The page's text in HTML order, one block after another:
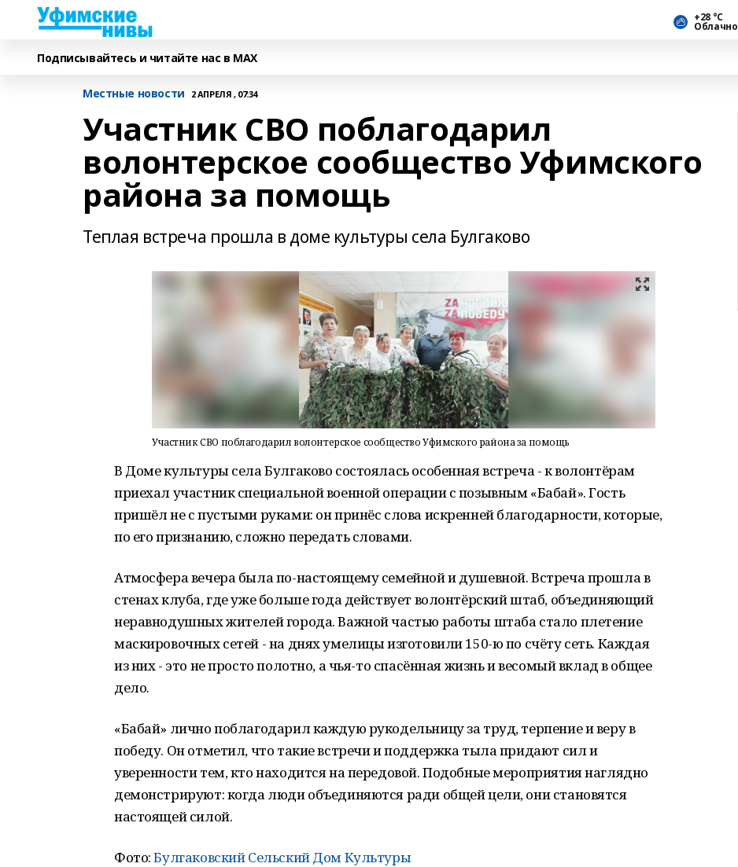
+28 °С
Облачно
Подписывайтесь и читайте нас в MAX
Местные новости 2 АПРЕЛЯ , 07:34
Участник СВО поблагодарил
волонтерское сообщество Уфимского
района за помощь
Теплая встреча прошла в доме культуры села Булгаково
Участник СВО поблагодарил волонтерское сообщество Уфимского района за помощь
В Доме культуры села Булгаково состоялась особенная встреча - к волонтёрам
приехал участник специальной военной операции с позывным«Бабай». Гость
пришёл не с пустыми руками: он принёс слова искренней благодарности, которые,
по его признанию, сложно передать словами.
Атмосфера вечера была по-настоящему семейной и душевной. Встреча прошла в
стенах клуба, где уже больше года действует волонтёрский штаб, объединяющий
неравнодушных жителей города. Важной частью работы штаба стало плетение
маскировочных сетей - на днях умелицы изготовили150-юпо счёту сеть. Каждая
из них - это не просто полотно, а чья-то спасённая жизнь и весомый вклад в общее
дело.
«Бабай» лично поблагодарил каждую рукодельницу за труд, терпение и веру в
победу. Он отметил, что такие встречи и поддержка тыла придают сил и
уверенности тем, кто находится на передовой. Подобные мероприятия наглядно
демонстрируют: когда люди объединяются ради общей цели, они становятся
настоящей силой.
Фото:Булгаковский Сельский Дом Культуры